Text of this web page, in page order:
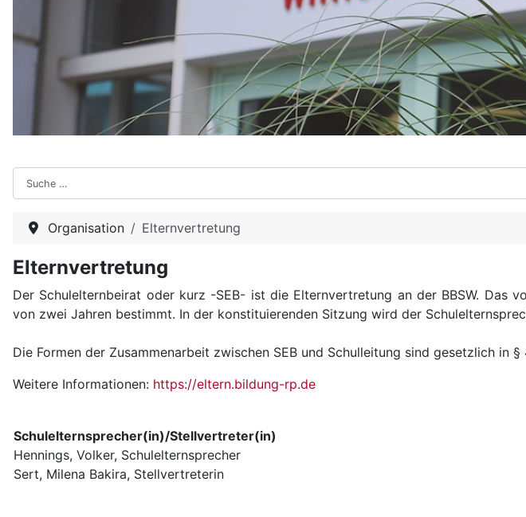
Suchen
Organisation Elternvertretung
Elternvertretung
Der Schulelternbeirat oder kurz -SEB- ist die Elternvertretung an der BBSW. Das
von zwei Jahren bestimmt. In der konstituierenden Sitzung wird der
Die Formen der Zusammenarbeit zwischen SEB und Schulleitung sind gesetzlich in
Weitere Informationen: https://eltern.bildung-rp.de
Schulelternsprecher(in)/Stellvertreter(in)
Hennings, Volker, Schulelternsprecher
Sert, Milena Bakira, Stellvertreterin